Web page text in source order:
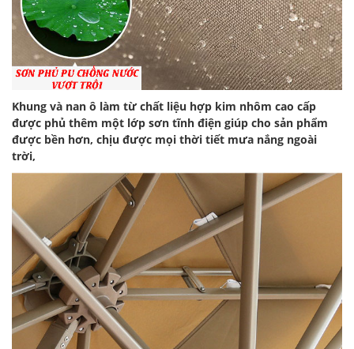
Khung và nan ô làm từ chất liệu hợp kim nhôm cao cấp
được phủ thêm một lớp sơn tĩnh điện giúp cho sản phẩm
được bền hơn, chịu được mọi thời tiết mưa nắng ngoài
trời,